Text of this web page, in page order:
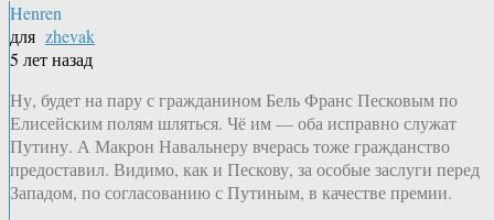
Henren
для zhevak
5 лет назад
Ну, будет на пару с гражданином Бель Франс Песковым по
Елисейским полям шляться. Чё им — оба исправно служат
Путину. А Макрон Навальнеру вчерась тоже гражданство
предоставил. Видимо, как и Пескову, за особые заслуги перед
Западом, по согласованию с Путиным, в качестве премии.